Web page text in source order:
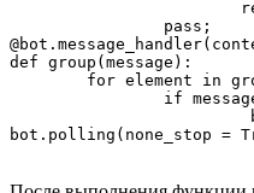
                pass;
def group(message):
for element in
if
bot.polling(none_stop =